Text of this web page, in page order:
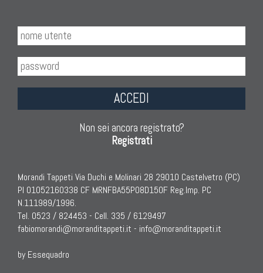
ACCEDI
Non sei ancora registrato?
Registrati
Morandi Tappeti Via Duchi e Molinari 28 29010 Castelvetro (PC)
PI 01052160338 CF MRNFBA55P08D150F Reg.Imp. PC
N.111989/1996.
Tel. 0523 / 824453 - Cell. 335 / 6129497
fabiomorandi@moranditappeti.it - info@moranditappeti.it
by Essequadro